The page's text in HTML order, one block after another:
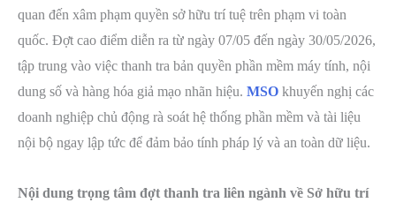
quan đến xâm phạm quyền sở hữu trí tuệ trên phạm vi toàn
quốc. Đợt cao điểm diễn ra từ ngày 07/05 đến ngày 30/05/2026,
tập trung vào việc thanh tra bản quyền phần mềm máy tính, nội
dung số và hàng hóa giả mạo nhãn hiệu. MSO khuyến nghị các
doanh nghiệp chủ động rà soát hệ thống phần mềm và tài liệu
nội bộ ngay lập tức để đảm bảo tính pháp lý và an toàn dữ liệu.
Nội dung trọng tâm đợt thanh tra liên ngành về Sở hữu trí